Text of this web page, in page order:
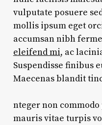
vulputate posuere
mollis ipsum eget
accumsan nibh
eleifend mi, ac
Suspendisse finibus
Maecenas blandit
nteger non
mauris vitae turpis